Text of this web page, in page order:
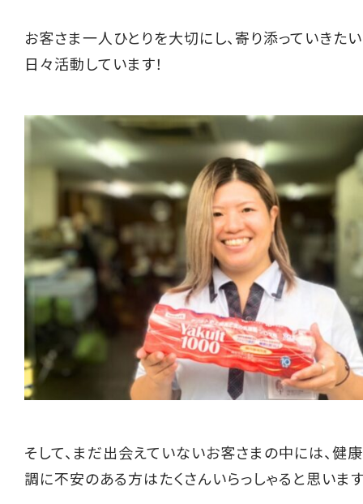
お客さま一人ひとりを大切にし、寄り添っていきた
日々活動しています！
そして、まだ出会えていないお客さまの中には、健
調に不安のある方はたくさんいらっしゃると思います